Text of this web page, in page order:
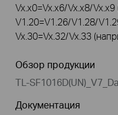
Vx.x0=Vx.x6/Vx.x8/
V1.20=V1.26/V1.28/
Vx.30=Vx.32/Vx.33
Обзор продукции
TL-
Документация